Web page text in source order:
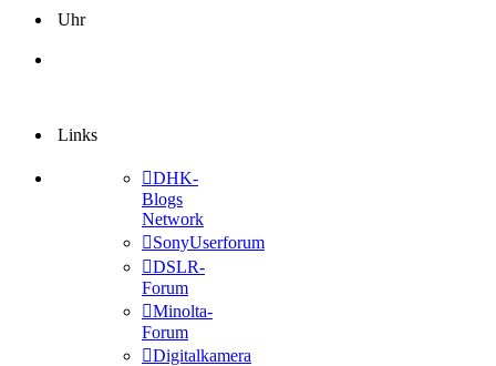
Uhr
Links
DHK-
Blogs
Network
SonyUserforum
DSLR-
Forum
Minolta-
Forum
Digitalkamera